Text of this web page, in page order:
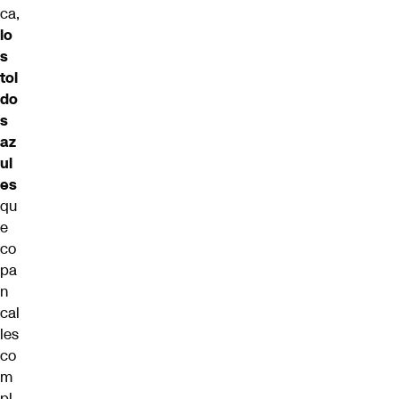
ca,
lo
s
tol
do
s
az
ul
es
qu
e
co
pa
n
cal
les
co
m